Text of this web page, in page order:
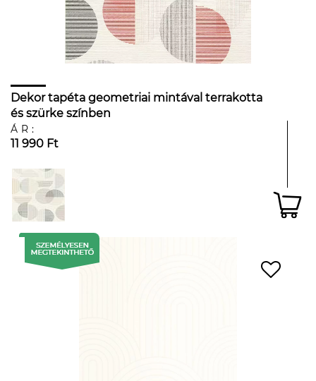
Dekor tapéta geometriai mintával terrakotta
és szürke színben
ÁR:
11 990 Ft